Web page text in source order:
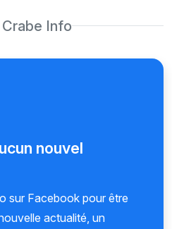
Info
nouvel
sur Facebook pour être
actualité, un